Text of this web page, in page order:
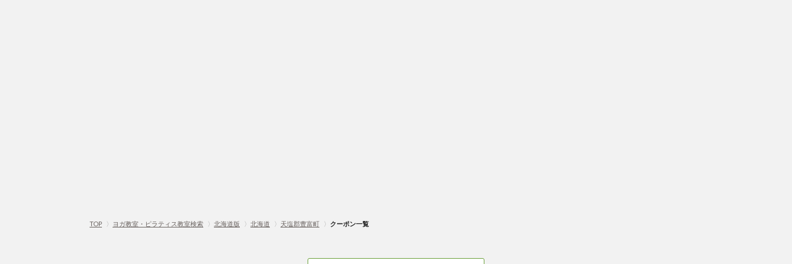
TOP 〉 ヨガ教室・ピラティス教室検索 〉 北海道版 〉 北海道 〉 天塩郡豊富町 〉 クーポン一覧